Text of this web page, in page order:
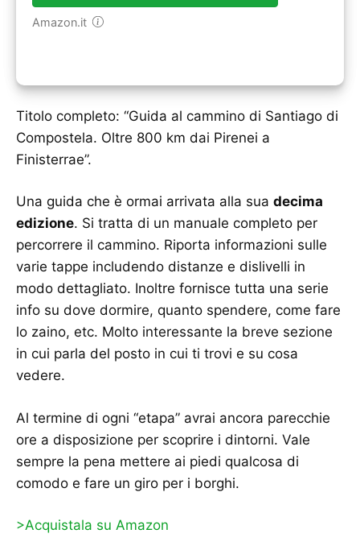
Amazon.it
Titolo completo: “Guida al cammino di Santiago di
Compostela. Oltre 800 km dai Pirenei a
Finisterrae”.
Una guida che è ormai arrivata alla sua decima
edizione. Si tratta di un manuale completo per
percorrere il cammino. Riporta informazioni sulle
varie tappe includendo distanze e dislivelli in
modo dettagliato. Inoltre fornisce tutta una serie
info su dove dormire, quanto spendere, come fare
lo zaino, etc. Molto interessante la breve sezione
in cui parla del posto in cui ti trovi e su cosa
vedere.
Al termine di ogni “etapa” avrai ancora parecchie
ore a disposizione per scoprire i dintorni. Vale
sempre la pena mettere ai piedi qualcosa di
comodo e fare un giro per i borghi.
>Acquistala su Amazon